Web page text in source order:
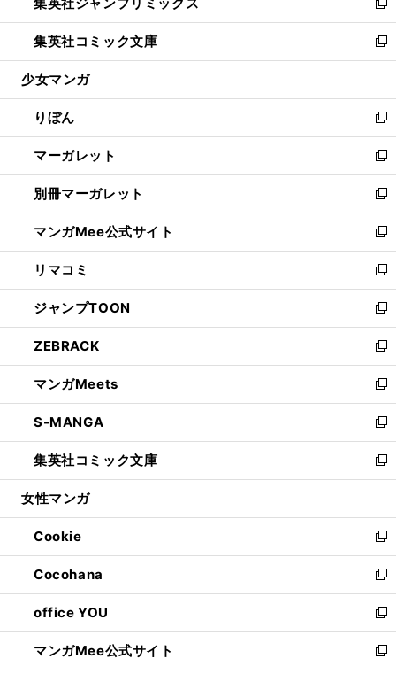
で
開
く
ド
ウ
で
開
ィ
ン
ド
ウ
開
く
い
ウ
ィ
ン
ウ
で
開
く
新
し
い
ウ
ン
ド
ウ
で
開
く
集英社コミック文庫
新
し
ウ
ィ
ン
ド
ウ
で
開
く
少女マンガ
りぼん
新
し
い
ウ
ィ
ン
ド
ウ
で
開
く
マーガレット
新
し
い
ウ
ィ
ン
ド
ウ
で
開
く
別冊マーガレット
新
し
い
ウ
ィ
ン
ド
ウ
で
開
く
マンガMee公式サイト
新
し
い
ウ
ィ
ン
ド
ウ
で
開
く
リマコミ
新
し
い
ウ
ィ
ン
ド
ウ
で
開
く
ジャンプTOON
新
し
い
ウ
ィ
ン
ド
ウ
で
開
ZEBRACK
新
し
い
ウ
ィ
ン
ド
ウ
開
く
マンガMeets
新
し
い
ウ
ィ
ン
ウ
で
開
く
S-MANGA
新
し
い
ウ
ン
ド
ウ
で
開
く
集英社コミック文庫
新
し
ウ
ィ
ン
ド
ウ
で
開
く
女性マンガ
Cookie
新
し
い
ウ
ィ
ン
ド
ウ
Cocohana
新
し
い
ウ
ィ
office YOU
新
し
い
マンガMee公式サイト
新